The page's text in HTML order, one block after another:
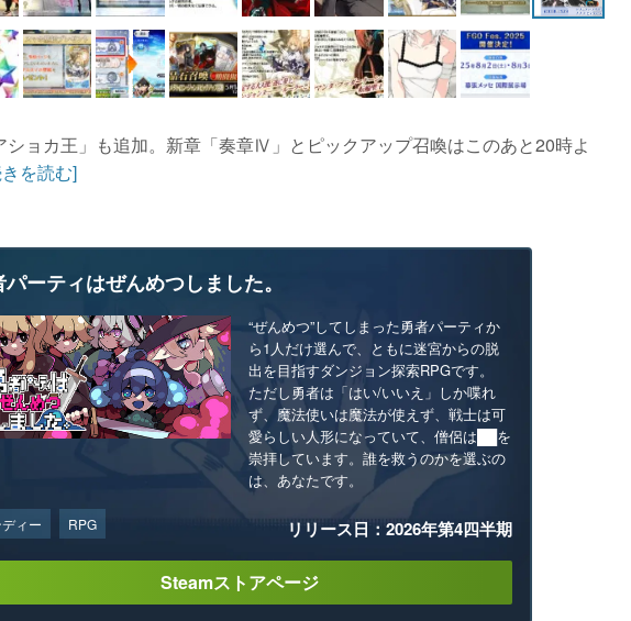
ョカ王」も追加。新章「奏章Ⅳ」とピックアップ召喚はこのあと20時よ
を読む]
ーティはぜんめつしました。
“ぜんめつ”してしまった勇者パーティか
ら1人だけ選んで、ともに迷宮からの脱
出を目指すダンジョン探索RPGです。
ただし勇者は「はい/いいえ」しか喋れ
ず、魔法使いは魔法が使えず、戦士は可
愛らしい人形になっていて、僧侶は██を
崇拝しています。誰を救うのかを選ぶの
は、あなたです。
ィー RPG リリース日：2026年第4四半期
Steamストアページ